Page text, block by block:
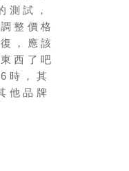
試，
整價格
，應該
西了吧
時，其
他品牌